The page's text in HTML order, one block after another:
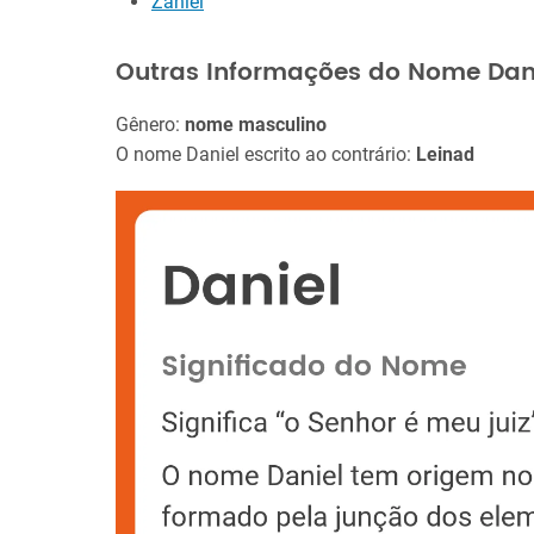
Outras Informações do Nome
Gênero: nome masculino
O nome Daniel escrito ao contrário: Leinad